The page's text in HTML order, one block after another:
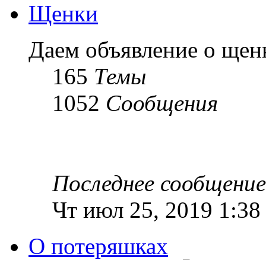
Щенки
Даем объявление о
165 Темы
1052 Сообщения
Последнее сообщение
Чт июл 25, 2019 1:38
О потеряшках